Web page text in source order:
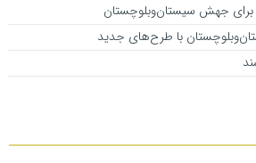
جهش سیستان‌وبلوچستان
با طرح‌های جدید